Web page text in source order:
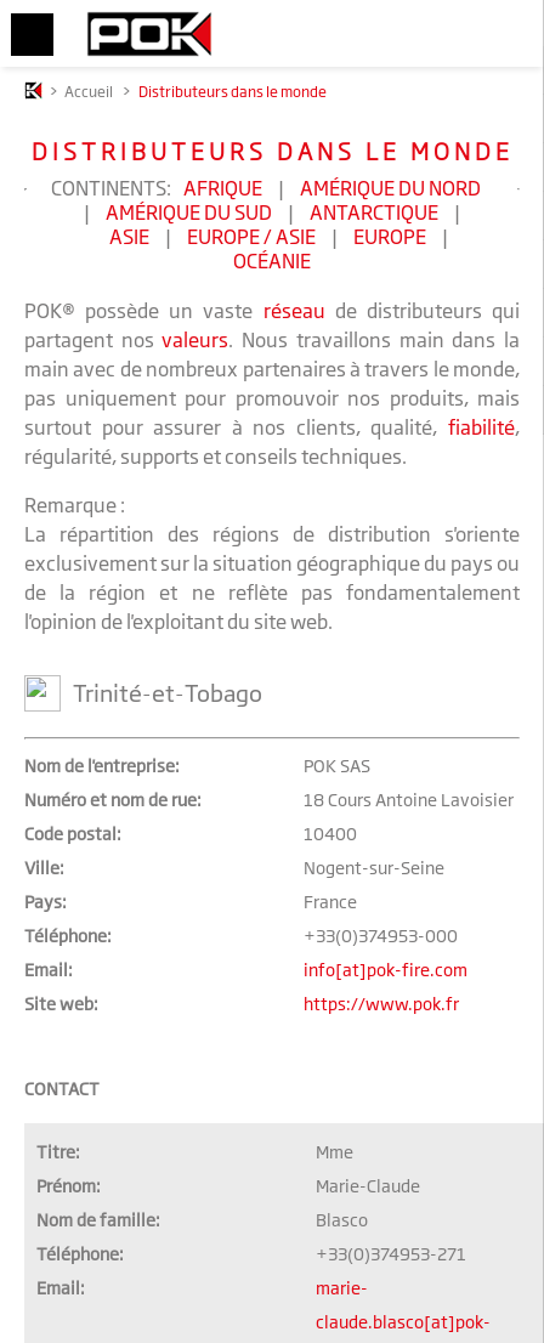
> Accueil > Distributeurs dans le monde
DISTRIBUTEURS DANS LE MONDE
CONTINENTS: AFRIQUE |
AMÉRIQUE DU NORD
|
AMÉRIQUE DU SUD | ANTARCTIQUE
|
ASIE
| EUROPE / ASIE | EUROPE
|
OCÉANIE
POK® possède un vaste réseau de distributeurs qui
partagent nosvaleurs. Nous travaillons main dans la
main avec de nombreux partenaires à travers le monde,
pas uniquement pour promouvoir nos produits, mais
surtout pour assurer à nos clients, qualité, fiabilité,
régularité, supports et conseils techniques.
Remarque :
La répartition des régions de distribution s'oriente
exclusivement sur la situation géographique du pays ou
de la région et ne reflète pas fondamentalement
l'opinion de l'exploitant du site web.
Trinité-et-Tobago
Nom de l'entreprise:
POK SAS
Numéro et nom de rue:
18 Cours Antoine Lavoisier
Code postal:
10400
Ville:
Nogent-sur-Seine
Pays:
France
Téléphone:
+33(0)374953-000
Email:
info[at]pok-fire.com
Site web:
https://www.pok.fr
CONTACT
Titre:
Mme
Prénom:
Marie-Claude
Nom de famille:
Blasco
Téléphone:
+33(0)374953-271
Email:
marie-
claude.blasco[at]pok-